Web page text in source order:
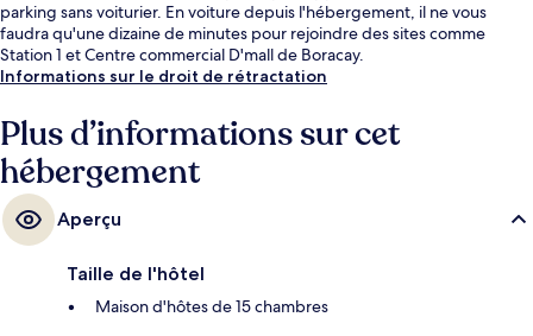
parking sans voiturier. En voiture depuis l'hébergement, il ne vous
faudra qu'une dizaine de minutes pour rejoindre des sites comme
Station 1 et Centre commercial D'mall de Boracay.
Informations sur le droit de rétractation
Plus d’informations sur cet
hébergement
Aperçu
Taille de l'hôtel
Maison d'hôtes de 15 chambres